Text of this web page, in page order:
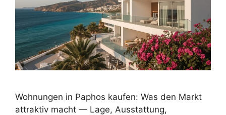
Wohnungen in Paphos kaufen: Was den Markt
attraktiv macht — Lage, Ausstattung,